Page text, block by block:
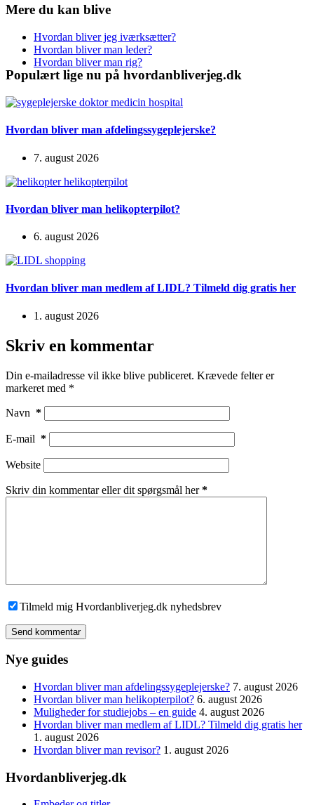
Mere du kan blive
Hvordan bliver jeg iværksætter?
Hvordan bliver man leder?
Hvordan bliver man rig?
Populært lige nu på hvordanbliverjeg.dk
Hvordan bliver man afdelingssygeplejerske?
7. august 2026
Hvordan bliver man helikopterpilot?
6. august 2026
Hvordan bliver man medlem af LIDL? Tilmeld dig gratis her
1. august 2026
Skriv en kommentar
Din e-mailadresse vil ikke blive publiceret. Krævede felter er
markeret med *
Navn *
E-mail *
Website
Skriv din kommentar eller dit spørgsmål her*
Tilmeld mig Hvordanbliverjeg.dk nyhedsbrev
Send kommentar
Nye guides
Hvordan bliver man afdelingssygeplejerske? 7. august 2026
Hvordan bliver man helikopterpilot? 6. august 2026
Muligheder for studiejobs – en guide 4. august 2026
Hvordan bliver man medlem af LIDL? Tilmeld dig gratis her
1. august 2026
Hvordan bliver man revisor? 1. august 2026
Hvordanbliverjeg.dk